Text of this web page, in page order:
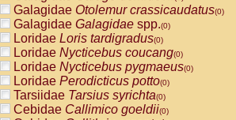
Galagidae Otolemur crassicaudatus(0)
Galagidae Galagidae spp.(0)
Loridae Loris tardigradus(0)
Loridae Nycticebus coucang(0)
Loridae Nycticebus pygmaeus(0)
Loridae Perodicticus potto(0)
Tarsiidae Tarsius syrichta(0)
Cebidae Callimico goeldii(0)